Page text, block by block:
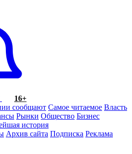
16+
сообщают Самое читаемое Власть
Рынки Общество Бизнес
история
Архив сайта Подписка Реклама